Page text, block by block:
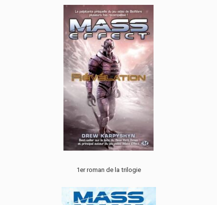
1er roman de la trilogie